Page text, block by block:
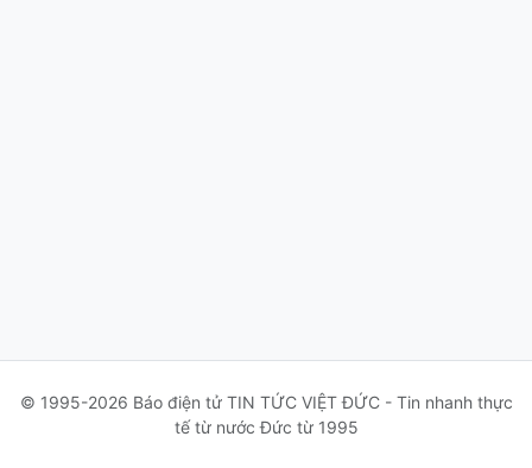
© 1995-2026 Báo điện tử TIN TỨC VIỆT ĐỨC - Tin nhanh thực
tế từ nước Đức từ 1995